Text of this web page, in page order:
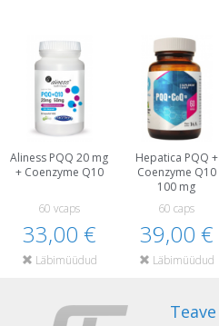
Aliness PQQ 20 mg
+ Coenzyme Q10
60 vcaps
33,00 €
Läbimüüdud
Hepatica PQQ +
Coenzyme Q10
100 mg
60 caps
39,00 €
Läbimüüdud
Teave